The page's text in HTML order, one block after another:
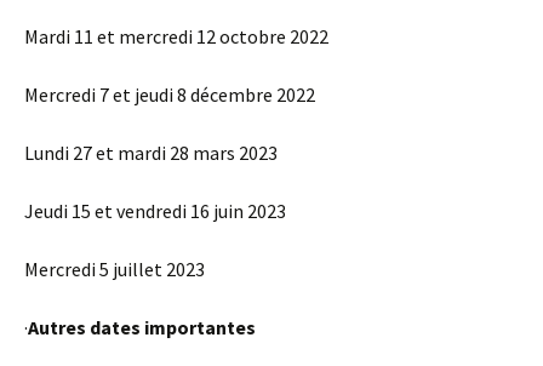
Mardi 11 et mercredi 12 octobre 2022
Mercredi 7 et jeudi 8 décembre 2022
Lundi 27 et mardi 28 mars 2023
Jeudi 15 et vendredi 16 juin 2023
Mercredi 5 juillet 2023
·Autres dates importantes